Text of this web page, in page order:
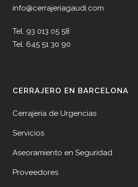
info@cerrajeriagaudi.com
Tel. 93 013 05 58
Tel. 645 51 30 90
CERRAJERO EN BARCELONA
Cerrajería de Urgencias
Servicios
Aseoramiento en Seguridad
Proveedores